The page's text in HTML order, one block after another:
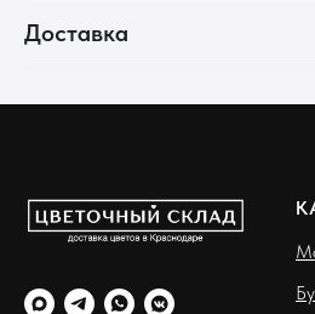
Доставка